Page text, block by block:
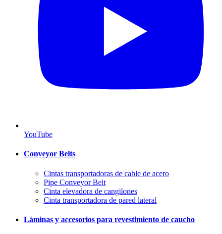
YouTube
Conveyor Belts
Cintas transportadoras de cable de acero
Pipe Conveyor Belt
Cinta elevadora de cangilones
Cinta transportadora de pared lateral
Láminas y accesorios para revestimiento de caucho